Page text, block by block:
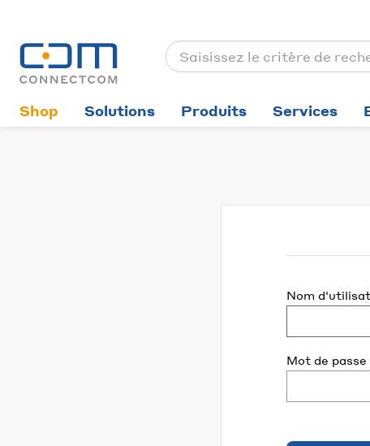
Shop Solutions Produits Services
Nom
Mot de passe